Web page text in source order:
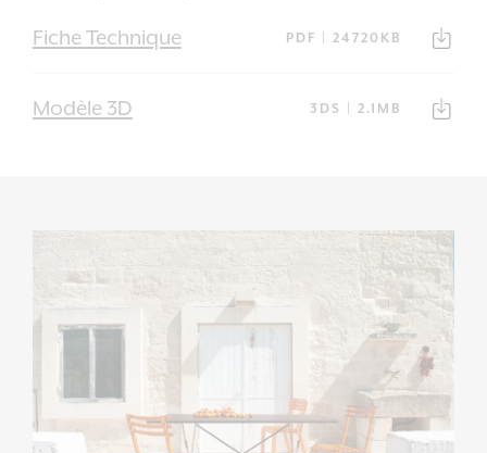
Fiche Technique PDF | 24720KB
Modèle 3D 3DS | 2.1MB